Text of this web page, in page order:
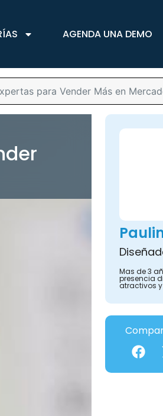
AGENDA UNA DEMO
para Vender Más en
Mas de 3
presencia
atractivos